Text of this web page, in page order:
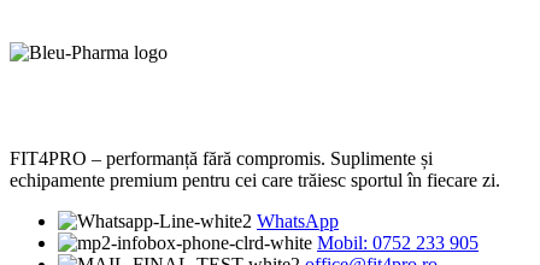
FIT4PRO – performanță fără compromis. Suplimente și
echipamente premium pentru cei care trăiesc sportul în fiecare zi.
WhatsApp
Mobil: 0752 233 905